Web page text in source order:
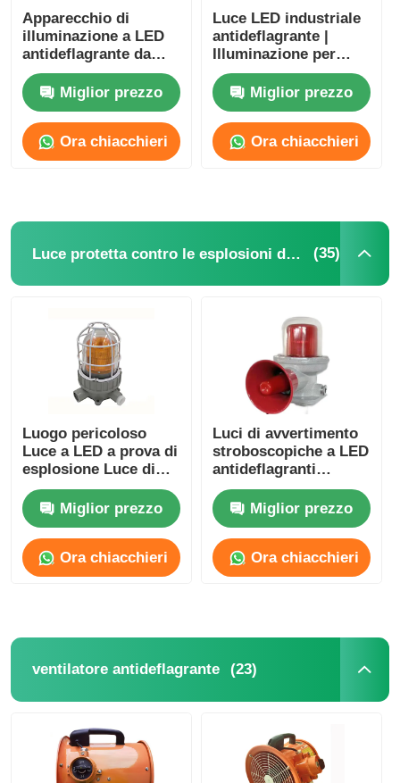
Prodotti
Chi siamo
Contattaci
Richiedere un preventivo
Apparecchio di
illuminazione a LED
antideflagrante da
250W 400W 1000W
per lampada a ioduri
metallici
Miglior prezzo
Ora chiacchieri
Luce LED industriale
antideflagrante |
Illuminazione per
aree pericolose delle
zone 1 e 2Miglior prezzo
Ora chiacchieri
Luce protetta contro le esplosioni dell'allarme (35)
Luogo pericoloso
Luce a LED a prova di
esplosione Luce di
strofina allarme di
emergenzaMiglior prezzo
Ora chiacchieri
Luci di avvertimento
stroboscopiche a LED
antideflagranti
Illuminazione di
allarmeMiglior prezzo
Ora chiacchieri
ventilatore antideflagrante (23)